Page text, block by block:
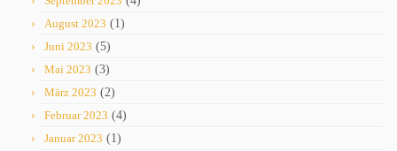
August 2023 (1)
Juni 2023 (5)
Mai 2023 (3)
März 2023 (2)
Februar 2023 (4)
Januar 2023 (1)